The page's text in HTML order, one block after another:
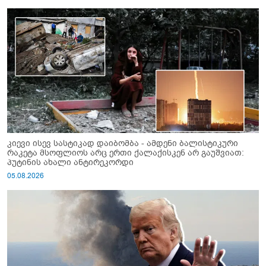
კიევი ისევ სასტიკად დაიბომბა - ამდენი ბალისტიკური
რაკეტა მსოფლიოს არც ერთი ქალაქისკენ არ გაუშვიათ:
პუტინის ახალი ანტირეკორდი
05.08.2026